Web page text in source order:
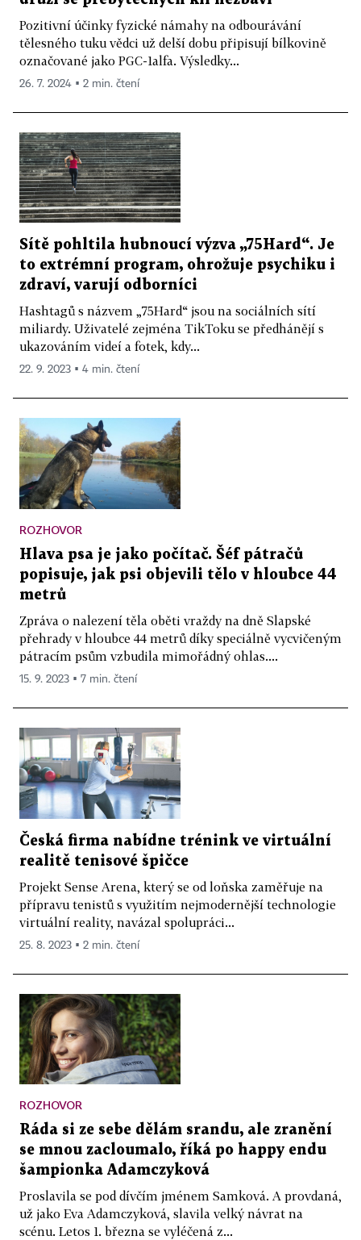
Pozitivní účinky fyzické námahy na odbourávání
tělesného tuku vědci už delší dobu připisují bílkovině
označované jako PGC-1alfa. Výsledky...
26. 7. 2024 ▪ 2 min. čtení
Sítě pohltila hubnoucí výzva „75Hard“. Je
to extrémní program, ohrožuje psychiku i
zdraví, varují odborníci
Hashtagů s názvem „75Hard“ jsou na sociálních sítí
miliardy. Uživatelé zejména TikToku se předhánějí s
ukazováním videí a fotek, kdy...
22. 9. 2023 ▪ 4 min. čtení
ROZHOVOR
Hlava psa je jako počítač. Šéf pátračů
popisuje, jak psi objevili tělo v hloubce 44
metrů
Zpráva o nalezení těla oběti vraždy na dně Slapské
přehrady v hloubce 44 metrů díky speciálně vycvičeným
pátracím psům vzbudila mimořádný ohlas....
15. 9. 2023 ▪ 7 min. čtení
Česká firma nabídne trénink ve virtuální
realitě tenisové špičce
Projekt Sense Arena, který se od loňska zaměřuje na
přípravu tenistů s využitím nejmodernější technologie
virtuální reality, navázal spolupráci...
25. 8. 2023 ▪ 2 min. čtení
ROZHOVOR
Ráda si ze sebe dělám srandu, ale zranění
se mnou zacloumalo, říká po happy endu
šampionka Adamczyková
Proslavila se pod dívčím jménem Samková. A provdaná,
už jako Eva Adamczyková, slavila velký návrat na
scénu. Letos 1. března se vyléčená z...